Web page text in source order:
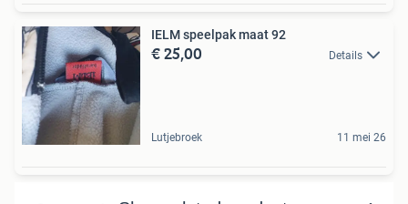
IELM speelpak maat 92
€ 25,00 Details
Lutjebroek 11 mei 26